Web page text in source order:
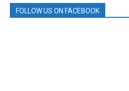
FOLLOW US ON FACEBOOK